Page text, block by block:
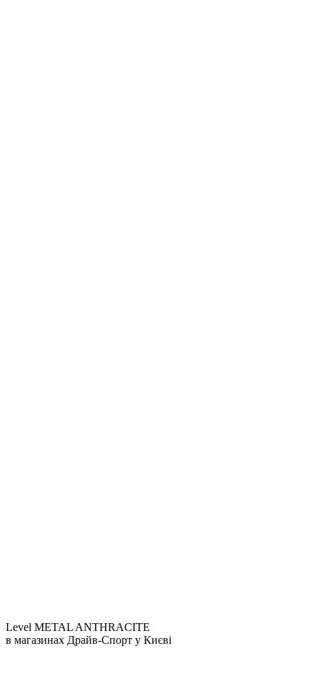
Level METAL ANTHRACITE
в магазинах Драйв-Спорт у Києві